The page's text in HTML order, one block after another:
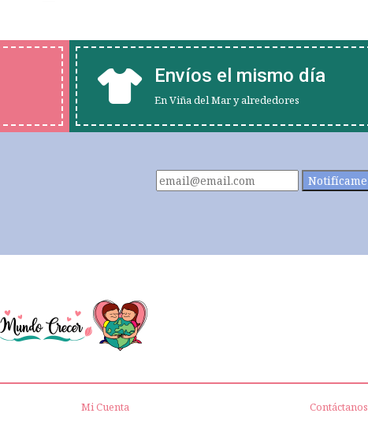
Envíos el mismo día
En Viña del Mar y alrededores
Notifícame
Mi Cuenta Contáctanos